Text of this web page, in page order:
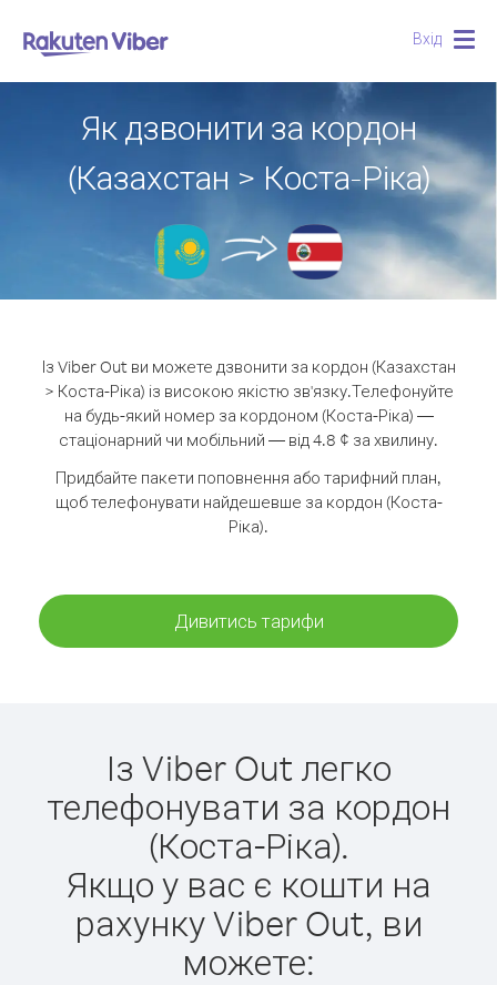
Вхід
Як дзвонити за кордон
(Казахстан > Коста-Ріка)
Із Viber Out ви можете дзвонити за кордон (Казахстан
> Коста-Ріка) із високою якістю зв'язку.Телефонуйте
на будь-який номер за кордоном (Коста-Ріка) —
стаціонарний чи мобільний — від 4.8 ¢ за хвилину.
Придбайте пакети поповнення або тарифний план,
щоб телефонувати найдешевше за кордон (Коста-
Ріка).
Дивитись тарифи
Із Viber Out легко
телефонувати за кордон
(Коста-Ріка).
Якщо у вас є кошти на
рахунку Viber Out, ви
можете: